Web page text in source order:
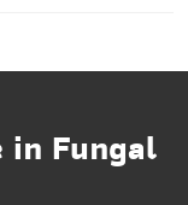
Fungal